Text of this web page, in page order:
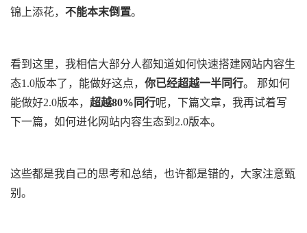
锦上添花， 不能本末倒置。
看到这里，我相信大部分人都知道如何快速搭建网站内容生
态1.0版本了，能做好这点， 你已经超越一半同行。 那如何
能做好2.0版本， 超越80%同行呢，下篇文章，我再试着写
下一篇，如何进化网站内容生态到2.0版本。
这些都是我自己的思考和总结，也许都是错的，大家注意甄
别。